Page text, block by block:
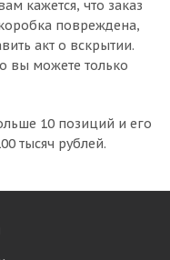
кажется, что заказ
повреждена,
акт о вскрытии.
вы можете только
10 позиций и его
тысяч рублей.